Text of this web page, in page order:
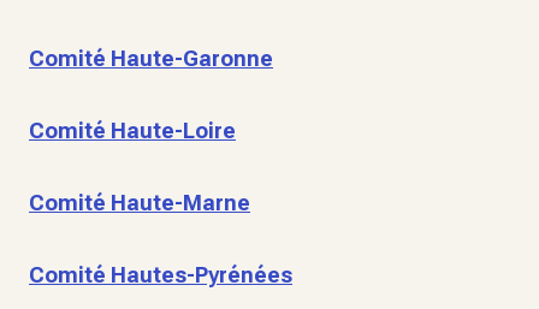
Comité Haute-Garonne
Comité Haute-Loire
Comité Haute-Marne
Comité Hautes-Pyrénées